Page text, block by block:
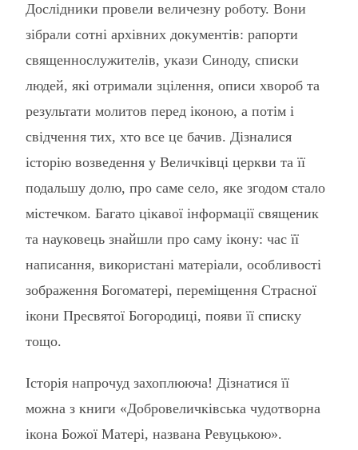
Дослідники провели величезну роботу. Вони
зібрали сотні архівних документів: рапорти
священнослужителів, укази Синоду, списки
людей, які отримали зцілення, описи хвороб та
результати молитов перед іконою, а потім і
свідчення тих, хто все це бачив. Дізналися
історію возведення у Величківці церкви та її
подальшу долю, про саме село, яке згодом стало
містечком. Багато цікавої інформації священик
та науковець знайшли про саму ікону: час її
написання, використані матеріали, особливості
зображення Богоматері, переміщення Страсної
ікони Пресвятої Богородиці, появи її списку
тощо.
Історія напрочуд захоплююча! Дізнатися її
можна з книги «Добровеличківська чудотворна
ікона Божої Матері, названа Ревуцькою».